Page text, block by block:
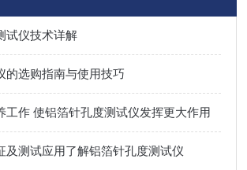
试仪技术详解
的选购指南与使用技巧
工作 使铝箔针孔度测试仪发挥更大作用
及测试应用了解铝箔针孔度测试仪